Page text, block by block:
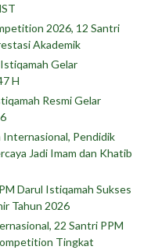
2026, 12 Santri
Akademik
Gelar
H
Resmi Gelar
Internasional, Pendidik
Jadi Imam dan Khatib
Darul Istiqamah Sukses
Tahun 2026
22 Santri PPM
Tingkat